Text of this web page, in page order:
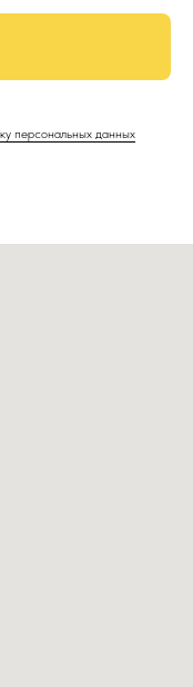
персональных данных